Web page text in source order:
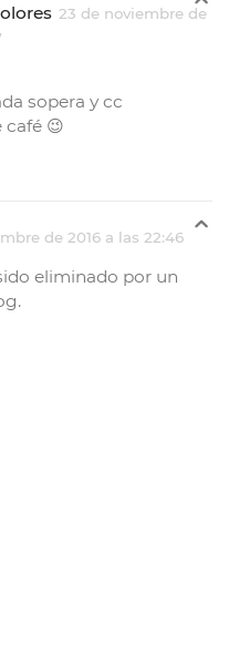
23 de noviembre de
sopera y cc
😉
de 2016 a las 22:46
eliminado por un